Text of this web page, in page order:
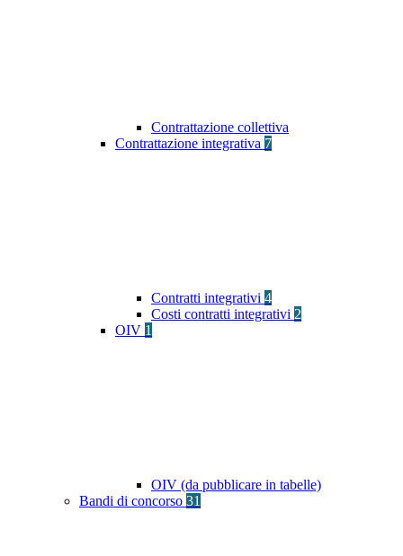
Contrattazione collettiva
Contrattazione integrativa 7
Contratti integrativi 4
Costi contratti integrativi 2
OIV 1
OIV (da pubblicare in tabelle)
Bandi di concorso 31